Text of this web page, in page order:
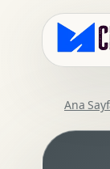
Kurumsal Web Tasarim
Ana